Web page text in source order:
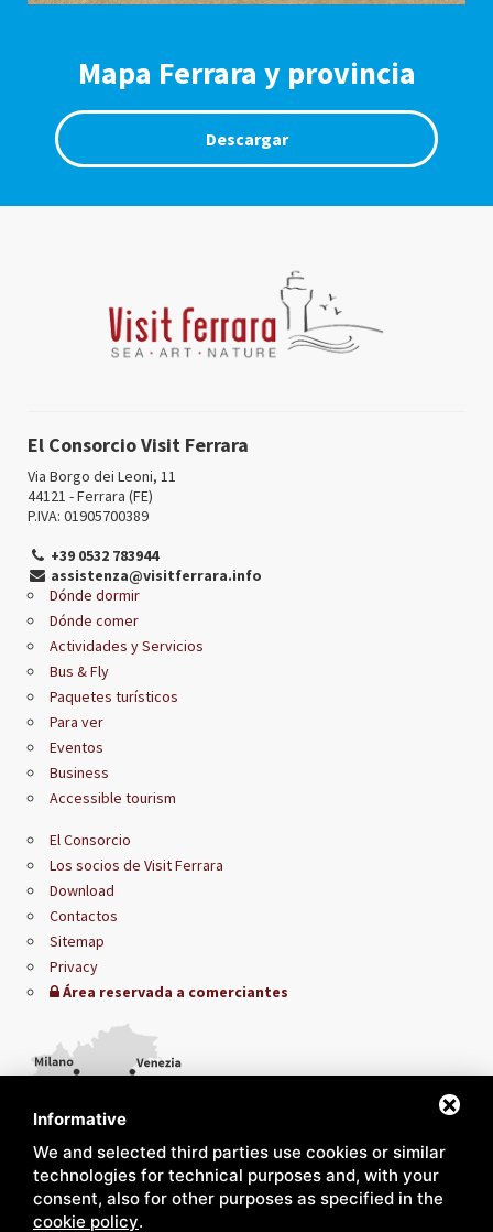
Mapa Ferrara y provincia
Descargar
El Consorcio Visit Ferrara
Via Borgo dei Leoni, 11
44121 - Ferrara (FE)
P.IVA: 01905700389
+39 0532 783944
assistenza@visitferrara.info
Dónde dormir
Dónde comer
Actividades y Servicios
Bus & Fly
Paquetes turísticos
Para ver
Eventos
Business
Accessible tourism
El Consorcio
Los socios de Visit Ferrara
Download
Contactos
Sitemap
Privacy
Área reservada a comerciantes
Informative
We and selected third parties use cookies or similar
technologies for technical purposes and, with your
consent, also for other purposes as specified in the
cookie policy.